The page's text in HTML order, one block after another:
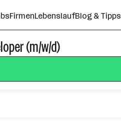
FirmenLebenslaufBlog & Tipps
(m/w/d)